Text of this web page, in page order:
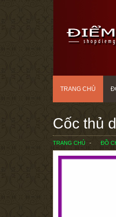
TRANG CHỦ
Cốc thủ
TRANG CHỦ ĐỒ